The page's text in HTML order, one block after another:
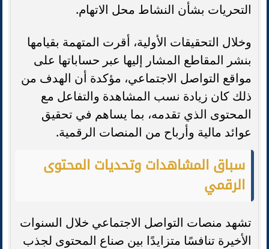
التحريات بشأن النشاط محل الاتهام.
وخلال التحقيقات الأولية، أقرت المتهمة بقيامها
بنشر المقاطع المشار إليها عبر حساباتها على
مواقع التواصل الاجتماعي، مؤكدة أن الهدف من
ذلك كان زيادة نسب المشاهدة والتفاعل مع
المحتوى الذي تقدمه، بما يساهم في تحقيق
عوائد مالية وأرباح من المنصات الرقمية.
سباق المشاهدات وتحديات المحتوى
الرقمي
تشهد منصات التواصل الاجتماعي خلال السنوات
الأخيرة تنافسًا متزايدًا بين صناع المحتوى لجذب